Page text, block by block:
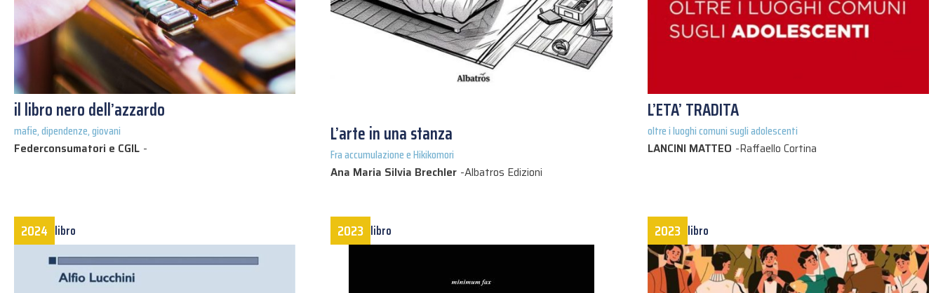
il libro nero dell’azzardo
mafie, dipendenze, giovani
Federconsumatori e CGIL -
L’arte in una stanza
Fra accumulazione e Hikikomori
Ana Maria Silvia Brechler -Albatros Edizioni
L’ETA’ TRADITA
oltre i luoghi comuni sugli adolescenti
LANCINI MATTEO -Raffaello Cortina
2024 libro 2023 libro 2023 libro